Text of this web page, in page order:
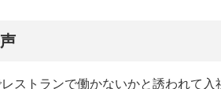
ストランで働かないかと誘われて